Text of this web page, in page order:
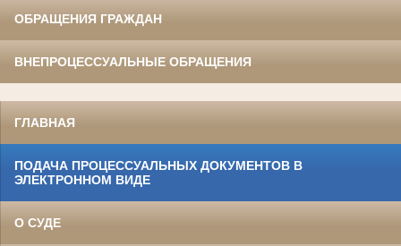
ОБРАЩЕНИЯ ГРАЖДАН
ВНЕПРОЦЕССУАЛЬНЫЕ ОБРАЩЕНИЯ
ГЛАВНАЯ
ПОДАЧА ПРОЦЕССУАЛЬНЫХ ДОКУМЕНТОВ В
ЭЛЕКТРОННОМ ВИДЕ
О СУДЕ